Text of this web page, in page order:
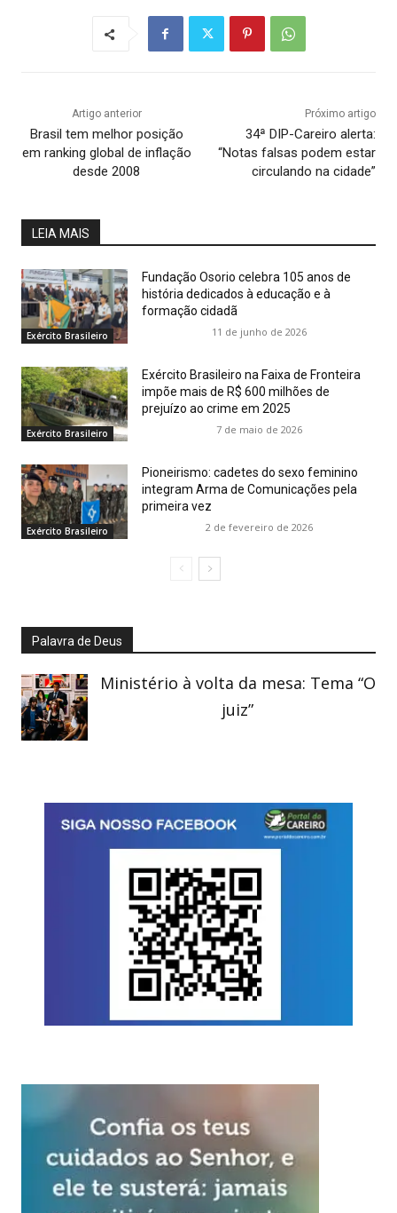
Artigo anterior
Brasil tem melhor posição
em ranking global de inflação
desde 2008
Próximo artigo
34ª DIP-Careiro alerta:
“Notas falsas podem estar
circulando na cidade”
LEIA MAIS
Exército Brasileiro
Fundação Osorio celebra 105 anos de
história dedicados à educação e à
formação cidadã
11 de junho de 2026
Exército Brasileiro
Exército Brasileiro na Faixa de Fronteira
impõe mais de R$ 600 milhões de
prejuízo ao crime em 2025
7 de maio de 2026
Exército Brasileiro
Pioneirismo: cadetes do sexo feminino
integram Arma de Comunicações pela
primeira vez
2 de fevereiro de 2026
Palavra de Deus
Ministério à volta da mesa: Tema “O
juiz”